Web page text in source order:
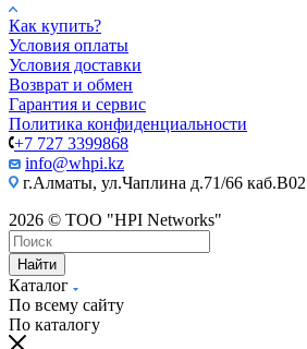
Как купить?
Условия оплаты
Условия доставки
Возврат и обмен
Гарантия и сервис
Политика конфиденциальности
+7 727 3399868
info@whpi.kz
г.Алматы, ул.Чаплина д.71/66 каб.B02
2026 © ТОО "HPI Networks"
Найти
Каталог
По всему сайту
По каталогу